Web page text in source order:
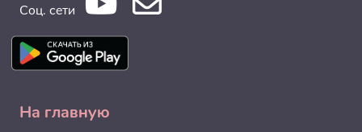
Соц. сети
На главную